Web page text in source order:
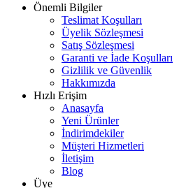
Önemli Bilgiler
Teslimat Koşulları
Üyelik Sözleşmesi
Satış Sözleşmesi
Garanti ve İade Koşulları
Gizlilik ve Güvenlik
Hakkımızda
Hızlı Erişim
Anasayfa
Yeni Ürünler
İndirimdekiler
Müşteri Hizmetleri
İletişim
Blog
Üye